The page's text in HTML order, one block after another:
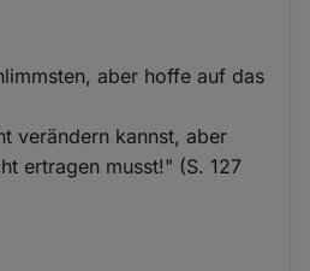
aber hoffe auf das
verändern kannst, aber
ertragen musst!" (S. 127